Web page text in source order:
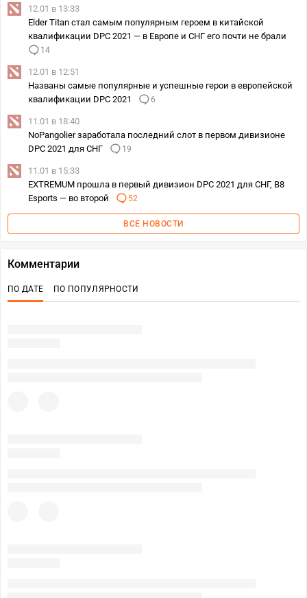
12.01 в 13:33
Elder Titan стал самым популярным героем в китайской
квалификации DPC 2021 — в Европе и СНГ его почти не брали
14
12.01 в 12:51
Названы самые популярные и успешные герои в европейской
квалификации DPC 2021
6
11.01 в 18:40
NoPangolier заработала последний слот в первом дивизионе
DPC 2021 для СНГ
19
11.01 в 15:33
EXTREMUM прошла в первый дивизион DPC 2021 для СНГ, B8
Esports — во второй
52
ВСЕ НОВОСТИ
Комментарии
ПО ДАТЕ ПО ПОПУЛЯРНОСТИ